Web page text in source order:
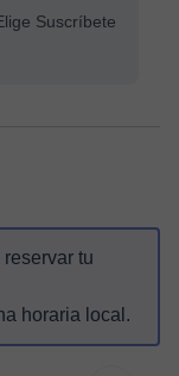
Suscríbete
tu
horaria local.